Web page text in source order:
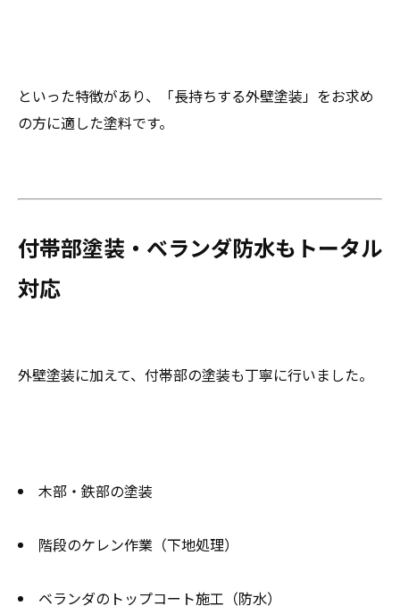
といった特徴があり、「長持ちする外壁塗装」をお求め
の方に適した塗料です。
付帯部塗装・ベランダ防水もトータル
対応
外壁塗装に加えて、付帯部の塗装も丁寧に行いました。
木部・鉄部の塗装
階段のケレン作業（下地処理）
ベランダのトップコート施工（防水）